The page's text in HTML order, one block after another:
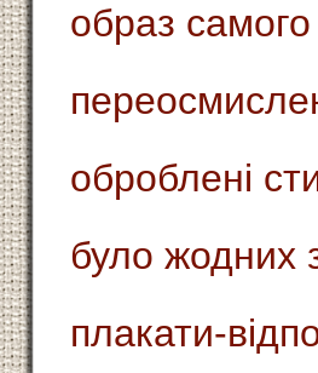
образ
оброблені
було жодних
плакати-